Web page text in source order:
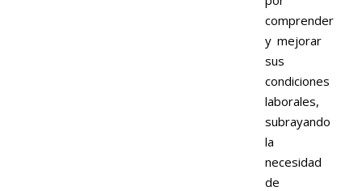
comprender
y mejorar
sus
condiciones
laborales,
subrayando
la
necesidad
de